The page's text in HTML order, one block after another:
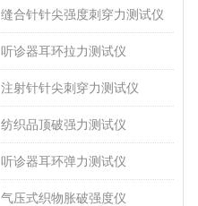
缝合针针尖强度刺穿力测试仪
听诊器耳环拉力测试仪
注射针针尖刺穿力测试仪
纺织品顶破强力测试仪
听诊器耳环弹力测试仪
气压式织物胀破强度仪